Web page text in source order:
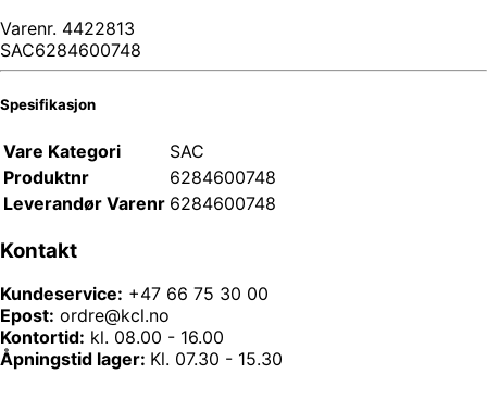
Varenr. 4422813
SAC6284600748
Spesifikasjon
Vare Kategori
SAC
Produktnr
6284600748
Leverandør Varenr 6284600748
Kontakt
Kundeservice: +47 66 75 30 00
Epost: ordre@kcl.no
Kontortid: kl. 08.00 - 16.00
Åpningstid lager: Kl. 07.30 - 15.30